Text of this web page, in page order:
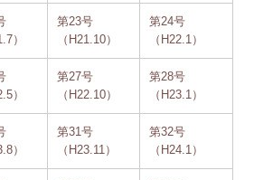
）
第23号
（H21.10）
第24号
（H22.1）
）
第27号
（H22.10）
第28号
（H23.1）
）
第31号
（H23.11）
第32号
（H24.1）